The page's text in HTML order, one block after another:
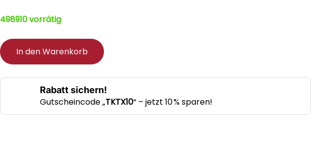
498910 vorrätig
In den Warenkorb
Rabatt sichern!
Gutscheincode „TKTX10“ – jetzt 10 % sparen!